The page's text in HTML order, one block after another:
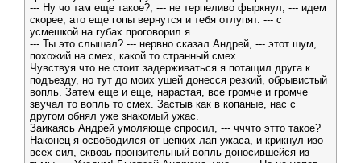
--- Ну чо там еще такое?, --- не терпеливо фыркнул, --- идем
скорее, ато еще гопы вернутся и тебя отлупят. --- с
усмешкой на губах проговорил я.
--- Ты это слышал? --- нервно сказал Андрей, --- этот шум,
похожий на смех, какой то странный смех.
Чувствуя что не стоит задерживаться я потащил друга к
подъезду, но тут до моих ушей донесся резкий, обрывистый
вопль. Затем еще и еще, нарастая, все громче и громче
звучал то вопль то смех. Застыв как в копаные, нас с
другом обнял уже знакомый ужас.
Заикаясь Андрей умоляюще спросил, --- чччто этто такое?
Наконец я освободился от цепких лап ужаса, и крикнул изо
всех сил, сквозь пронзительный вопль доносившейся из